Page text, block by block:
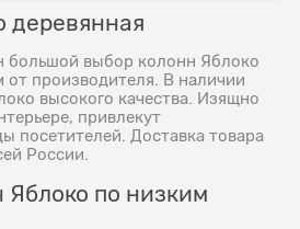
деревянная
большой выбор колонн Яблоко
от производителя. В наличии
высокого качества. Изящно
привлекут
посетителей. Доставка товара
России.
Яблоко по низким